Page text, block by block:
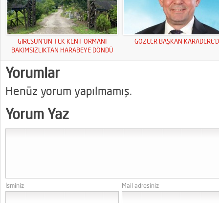
GİRESUN’UN TEK KENT ORMANI
BAKIMSIZLIKTAN HARABEYE DÖNDÜ
GÖZLER BAŞKAN
Yorumlar
Henüz yorum yapılmamış.
Yorum Yaz
İsminiz Mail adresiniz